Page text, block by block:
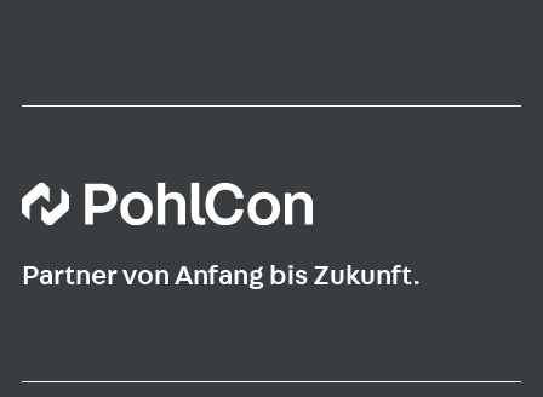
Partner von Anfang bis Zukunft.